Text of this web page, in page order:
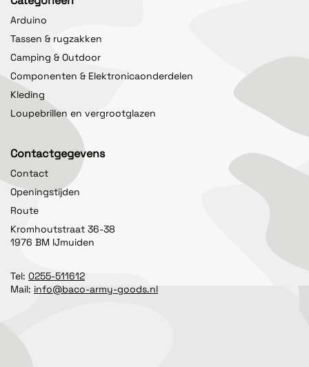
Arduino
Tassen & rugzakken
Camping & Outdoor
Componenten & Elektronicaonderdelen
Kleding
Loupebrillen en vergrootglazen
Contactgegevens
Contact
Openingstijden
Route
Kromhoutstraat 36-38
1976 BM IJmuiden
Tel: 0255-511612
Mail: info@baco-army-goods.nl